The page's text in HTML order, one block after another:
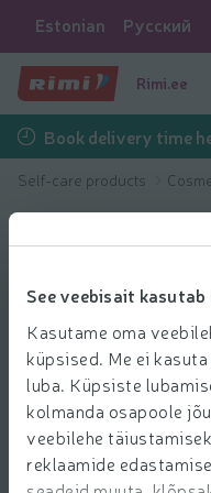
See veebisait kasutab
Kasutame oma
küpsised. Me ei
luba. Küpsiste
kolmanda osapoole
veebilehe
reklaamide
Estonian Русский
Rimi.ee
Book delivery time
Self-care products